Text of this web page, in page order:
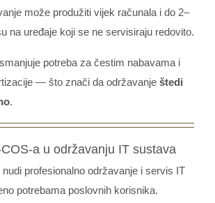
može produžiti vijek računala i do 2–
na uređaje koji se ne servisiraju redovito.
potreba za čestim nabavama i
— što znači da održavanje štedi
.
a u održavanju IT sustava
nudi profesionalno održavanje i servis IT
potrebama poslovnih korisnika.